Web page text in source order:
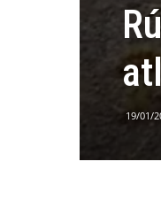
19/01/